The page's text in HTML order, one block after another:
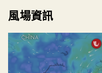
風場資訊